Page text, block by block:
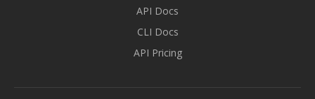
API Docs
CLI Docs
API Pricing